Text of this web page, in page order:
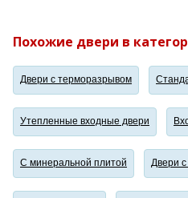
Похожие двери в
Двери с терморазрывом
Утепленные входные двери
С минеральной плитой Двери с